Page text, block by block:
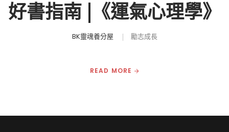
好書指南 |《運氣心理學》
BK靈魂養分屋 勵志成長
READ MORE